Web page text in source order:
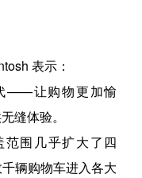
表示：
——让购物更加愉
缝体验。
范围几乎扩大了四
辆购物车进入各大